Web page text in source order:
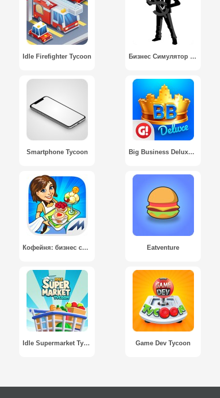
Idle Firefighter Tycoon Бизнес Симулятор / Business Simulator
Smartphone Tycoon Big Business Deluxe / Большой Бизнес Deluxe
Кофейня: бизнес симулятор кафе / Coffee Shop: Cafe Business Sim Eatventure
Idle Supermarket Tycoon - Shop Game Dev Tycoon